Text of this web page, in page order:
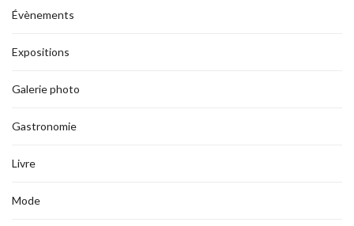
Évènements
Expositions
Galerie photo
Gastronomie
Livre
Mode